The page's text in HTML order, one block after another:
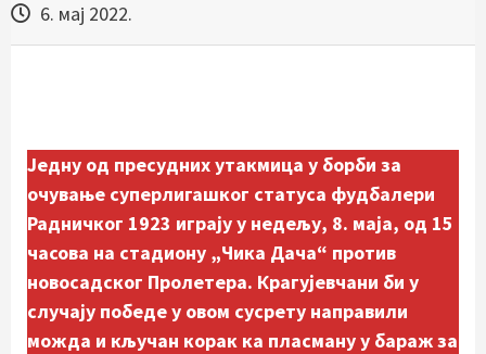
6. мај 2022.
Једну од пресудних утакмица у борби за
очување суперлигашког статуса фудбалери
Радничког 1923 играју у недељу, 8. маја, од 15
часова на стадиону „Чика Дача“ против
новосадског Пролетера. Крагујевчани би у
случају победе у овом сусрету направили
можда и кључан корак ка пласману у баражза